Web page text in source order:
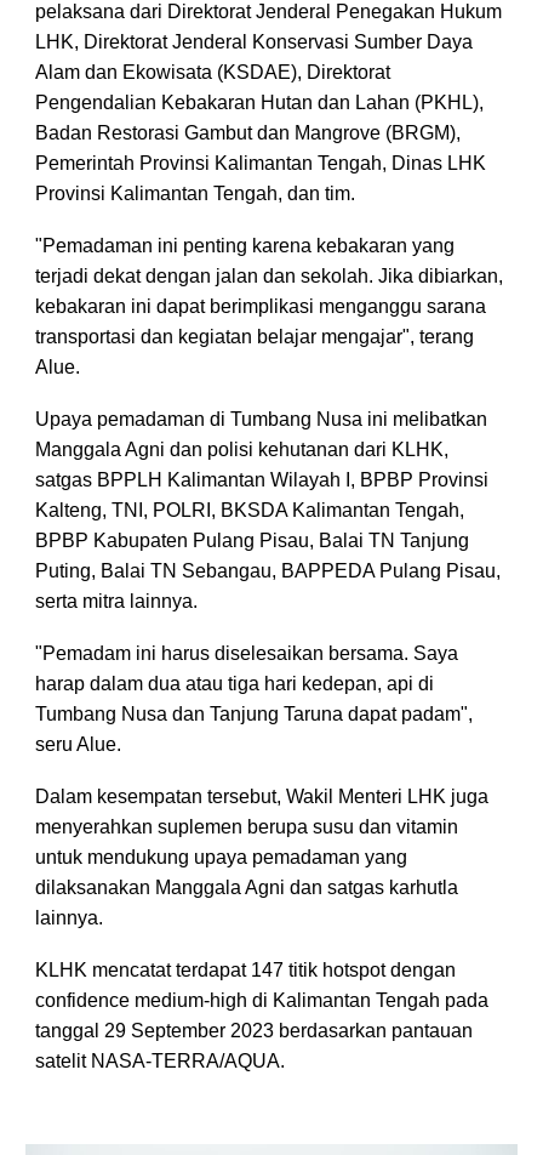
pelaksana dari Direktorat Jenderal Penegakan Hukum
LHK, Direktorat Jenderal Konservasi Sumber Daya
Alam dan Ekowisata (KSDAE), Direktorat
Pengendalian Kebakaran Hutan dan Lahan (PKHL),
Badan Restorasi Gambut dan Mangrove (BRGM),
Pemerintah Provinsi Kalimantan Tengah, Dinas LHK
Provinsi Kalimantan Tengah, dan tim.
"Pemadaman ini penting karena kebakaran yang
terjadi dekat dengan jalan dan sekolah. Jika dibiarkan,
kebakaran ini dapat berimplikasi menganggu sarana
transportasi dan kegiatan belajar mengajar", terang
Alue.
Upaya pemadaman di Tumbang Nusa ini melibatkan
Manggala Agni dan polisi kehutanan dari KLHK,
satgas BPPLH Kalimantan Wilayah I, BPBP Provinsi
Kalteng, TNI, POLRI, BKSDA Kalimantan Tengah,
BPBP Kabupaten Pulang Pisau, Balai TN Tanjung
Puting, Balai TN Sebangau, BAPPEDA Pulang Pisau,
serta mitra lainnya.
"Pemadam ini harus diselesaikan bersama. Saya
harap dalam dua atau tiga hari kedepan, api di
Tumbang Nusa dan Tanjung Taruna dapat padam",
seru Alue.
Dalam kesempatan tersebut, Wakil Menteri LHK juga
menyerahkan suplemen berupa susu dan vitamin
untuk mendukung upaya pemadaman yang
dilaksanakan Manggala Agni dan satgas karhutla
lainnya.
KLHK mencatat terdapat 147 titik hotspot dengan
confidence medium-high di Kalimantan Tengah pada
tanggal 29 September 2023 berdasarkan pantauan
satelit NASA-TERRA/AQUA.